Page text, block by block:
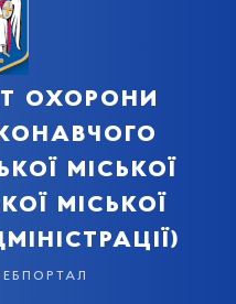
охорони
міської
міської